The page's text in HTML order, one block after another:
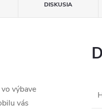
DISKUSIA
výbave
vás